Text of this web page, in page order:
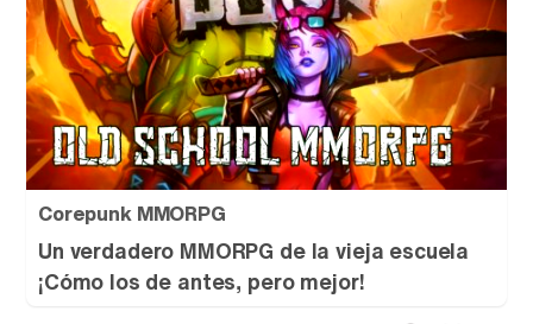
Corepunk MMORPG
Un verdadero MMORPG de la vieja escuela
¡Cómo los de antes, pero mejor!